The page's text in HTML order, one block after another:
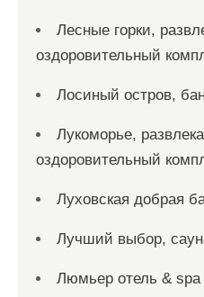
Лесные горки,
оздоровительный
Лосиный остров,
Лукоморье,
оздоровительный
Луховская добрая
Лучший выбор,
Люмьер отель & spa